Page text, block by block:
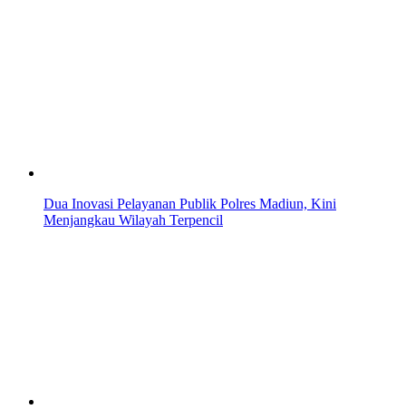
Dua Inovasi Pelayanan Publik Polres Madiun, Kini
Menjangkau Wilayah Terpencil